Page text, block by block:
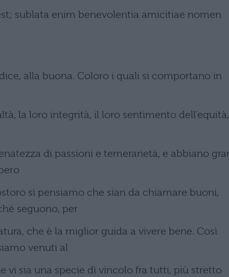
sublata enim benevolentia amicitiae nomen
alla buona. Coloro i quali si comportano in
la loro integrità, il loro sentimento dell’equità,
di passioni e temerarietà, e abbiano
sì pensiamo che sian da chiamare buoni,
seguono, per
che è la miglior guida a vivere bene. Così
venuti al
vi sia una specie dì vincolo fra tutti, più stretto